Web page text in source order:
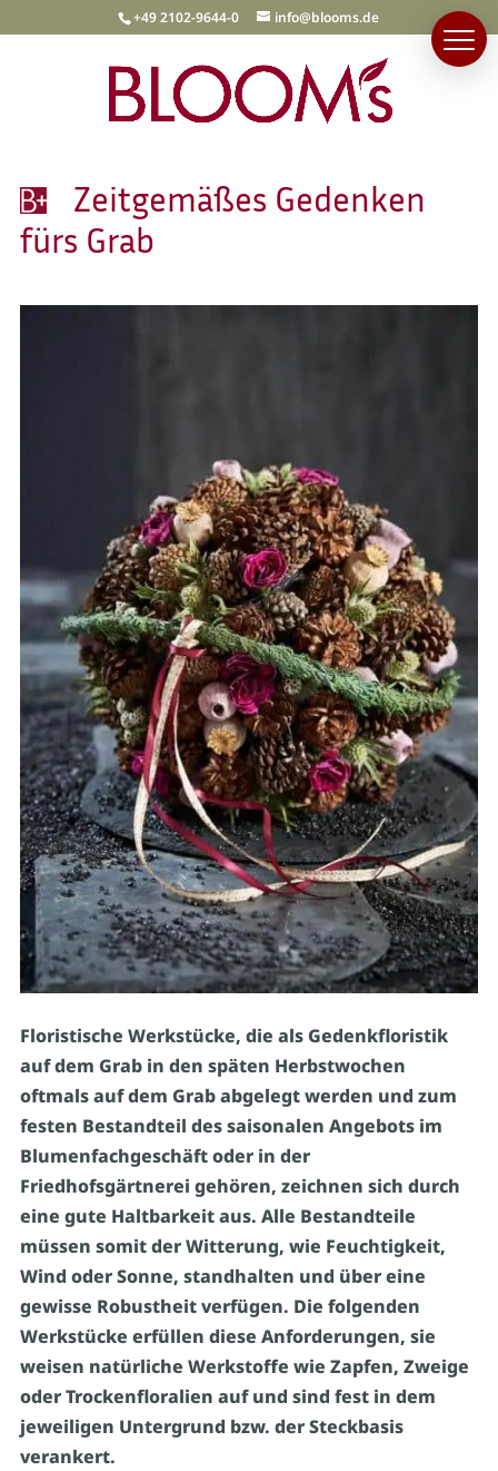
+49 2102-9644-0 info@blooms.de
Zeitgemäßes Gedenken
fürs Grab
Floristische Werkstücke, die als Gedenkfloristik
auf dem Grab in den späten Herbstwochen
oftmals auf dem Grab abgelegt werden und zum
festen Bestandteil des saisonalen Angebots im
Blumenfachgeschäft oder in der
Friedhofsgärtnerei gehören, zeichnen sich durch
eine gute Haltbarkeit aus. Alle Bestandteile
müssen somit der Witterung, wie Feuchtigkeit,
Wind oder Sonne, standhalten und über eine
gewisse Robustheit verfügen. Die folgenden
Werkstücke erfüllen diese Anforderungen, sie
weisen natürliche Werkstoffe wie Zapfen, Zweige
oder Trockenfloralien auf und sind fest in dem
jeweiligen Untergrund bzw. der Steckbasis
verankert.